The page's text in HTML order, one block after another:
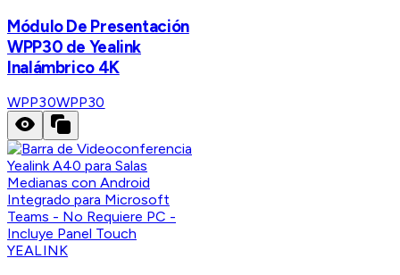
Módulo De Presentación
WPP30 de Yealink
Inalámbrico 4K
WPP30WPP30
YEALINK